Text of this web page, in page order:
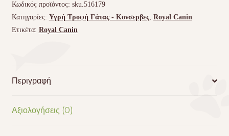
85gr
ποσότητα
Κωδικός προϊόντος: sku.516179
Κατηγορίες: Υγρή Τροφή Γάτας - Kονσερβες, Royal Canin
Ετικέτα: Royal Canin
Περιγραφή
Αξιολογήσεις (0)